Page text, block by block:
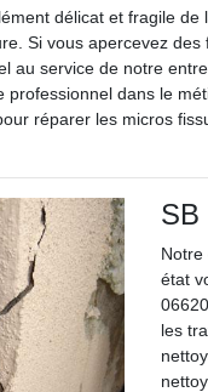
délicat et fragile
Si vous apercevez
au service de notre
professionnel dans le
réparer les micros
SB
Notre
état
les